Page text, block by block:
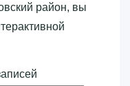
район, вы